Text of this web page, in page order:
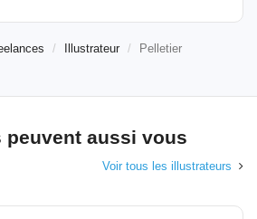
Illustrateur Pelletier
peuvent aussi vous
Voir tous les illustrateurs